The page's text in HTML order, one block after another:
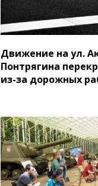
Движение на ул.
Понтрягина
из-за дорожных